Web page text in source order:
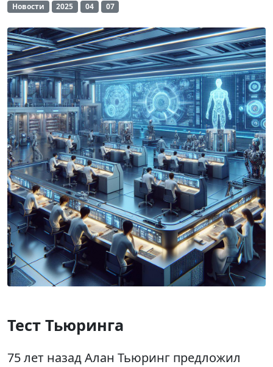
Новости 2025 04 07
Тест Тьюринга
75 лет назад Алан Тьюринг предложил